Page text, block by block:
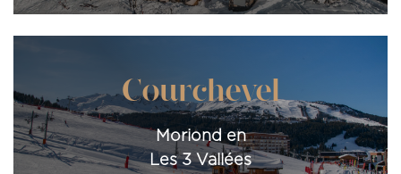
Courchevel
Moriond en
Les 3 Vallées